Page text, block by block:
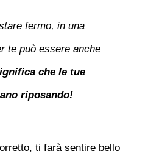
fermo, in una
te può essere anche
che le tue
riposando!
ti farà sentire bello